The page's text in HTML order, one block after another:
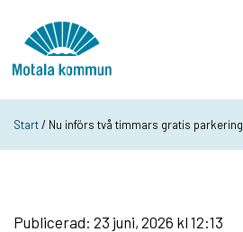
Start/ Nu införs två timmars gratis parkering
Publicerad: 23 juni, 2026 kl 12:13